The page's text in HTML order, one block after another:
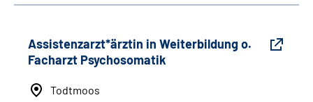
Assistenzarzt*ärztin in Weiterbildung o.
Facharzt Psychosomatik
Todtmoos